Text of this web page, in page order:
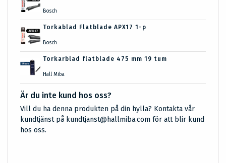
Bosch
Torkablad Flatblade APX17 1-p
Bosch
Torkarblad flatblade 475 mm 19 tum
Hall Miba
Är du inte kund hos oss?
Vill du ha denna produkten på din hylla? Kontakta vår
kundtjänst på kundtjanst@hallmiba.com för att blir kund
hos oss.